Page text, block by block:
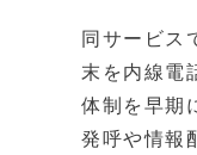
同サービス
末を内線電
体制を早期
発呼や情報